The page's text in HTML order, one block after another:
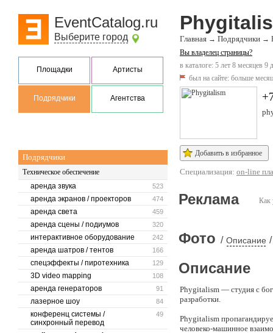
EventCatalog.ru
Выберите город
Площадки Артисты
Подрядчики Агентства
Подрядчики
Техническое обеспечение
523
аренда звука
474
аренда экранов / проекторов
459
аренда света
320
аренда сцены / подиумов
242
интерактивное оборудование
166
аренда шатров / тентов
129
спецэффекты / пиротехника
108
3D video mapping
91
аренда генераторов
84
лазерное шоу
49
конференц системы /
синхронный перевод
Главная → Подрядчики →
Вы владелец страницы?
в каталоге: 5 лет 8 месяцев 9
был на сайте: больше
Добавить в избранное
Специализация: on-line
Как
Реклама
Фото / Описание /
Описание
Phygitalism — студия с
разработки.
Phygitalism
человеко-машинное